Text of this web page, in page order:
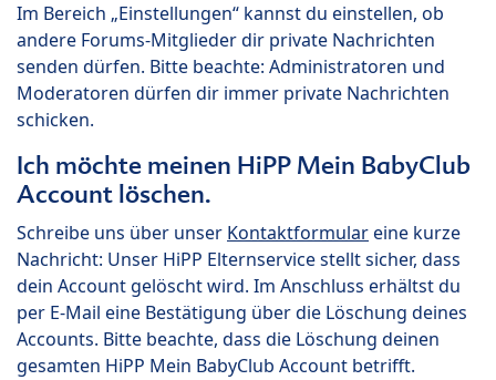
Im Bereich „Einstellungen“ kannst du einstellen, ob
andere Forums-Mitglieder dir private Nachrichten
senden dürfen. Bitte beachte: Administratoren und
Moderatoren dürfen dir immer private Nachrichten
schicken.
Ich möchte meinen HiPP Mein BabyClub
Account löschen.
Schreibe uns über unser Kontaktformulareine kurze
Nachricht: Unser HiPP Elternservice stellt sicher, dass
dein Account gelöscht wird. Im Anschluss erhältst du
per E-Mail eine Bestätigung über die Löschung deines
Accounts. Bitte beachte, dass die Löschung deinen
gesamten HiPP Mein BabyClub Account betrifft.